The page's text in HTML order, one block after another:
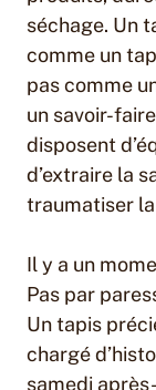
séchage. Un
comme un
pas comme
un savoir-
disposent
d’extraire la
traumatiser
Il y a un
Pas par
Un tapis
chargé
samedi